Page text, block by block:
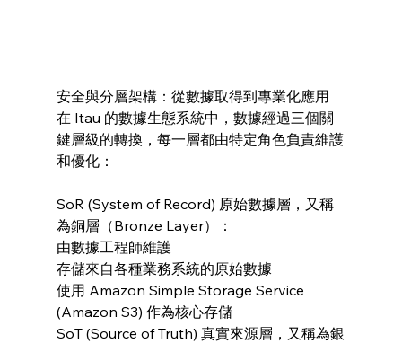
安全與分層架構：從數據取得到專業化應用
在 Itau 的數據生態系統中，數據經過三個關
鍵層級的轉換，每一層都由特定角色負責維護
和優化：
SoR (System of Record) 原始數據層，又稱
為銅層（Bronze Layer）：
由數據工程師維護
存儲來自各種業務系統的原始數據
使用 Amazon Simple Storage Service
(Amazon S3) 作為核心存儲
SoT (Source of Truth) 真實來源層，又稱為銀